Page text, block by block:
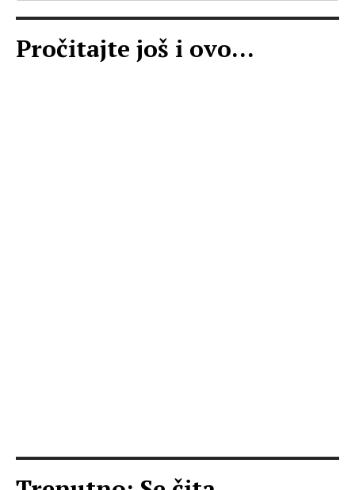
Pročitajte još i ovo...